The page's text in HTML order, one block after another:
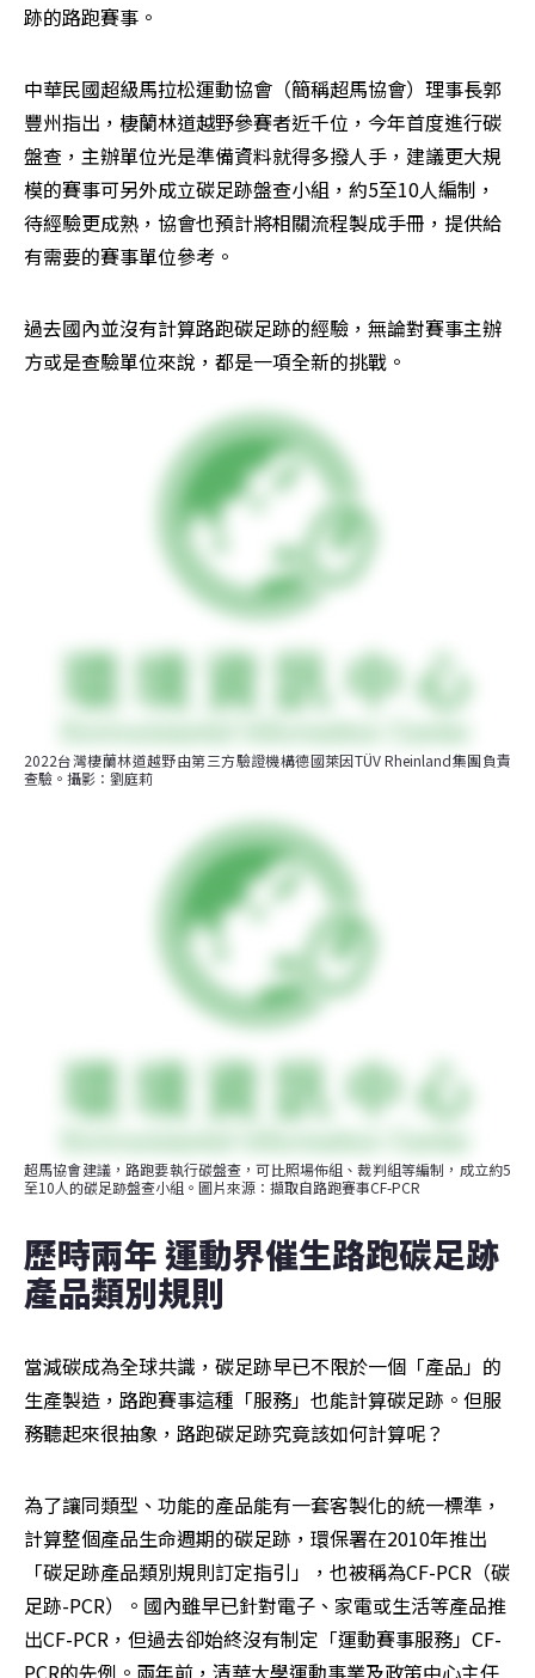
跡的路跑賽事。
中華民國超級馬拉松運動協會（簡稱超馬協會）理事長郭
豐州指出，棲蘭林道越野參賽者近千位，今年首度進行碳
盤查，主辦單位光是準備資料就得多撥人手，建議更大規
模的賽事可另外成立碳足跡盤查小組，約5至10人編制，
待經驗更成熟，協會也預計將相關流程製成手冊，提供給
有需要的賽事單位參考。
過去國內並沒有計算路跑碳足跡的經驗，無論對賽事主辦
方或是查驗單位來說，都是一項全新的挑戰。
2022台灣棲蘭林道越野由第三方驗證機構德國萊因TÜV Rheinland集團負責
查驗。攝影：劉庭莉
超馬協會建議，路跑要執行碳盤查，可比照場佈組、裁判組等編制，成立約5
至10人的碳足跡盤查小組。圖片來源：擷取自路跑賽事CF-PCR
歷時兩年 運動界催生路跑碳足跡
產品類別規則
當減碳成為全球共識，碳足跡早已不限於一個「產品」的
生產製造，路跑賽事這種「服務」也能計算碳足跡。但服
務聽起來很抽象，路跑碳足跡究竟該如何計算呢？
為了讓同類型、功能的產品能有一套客製化的統一標準，
計算整個產品生命週期的碳足跡，環保署在2010年推出
「碳足跡產品類別規則訂定指引」，也被稱為CF-PCR（碳
足跡-PCR）。國內雖早已針對電子、家電或生活等產品推
出CF-PCR，但過去卻始終沒有制定「運動賽事服務」CF-
PCR的先例。兩年前，清華大學運動事業及政策中心主任